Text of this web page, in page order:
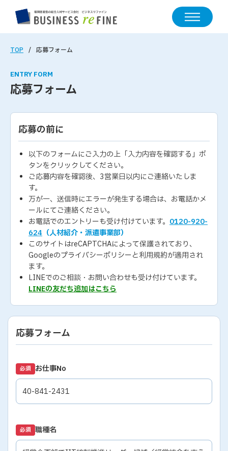
TOP 応募フォーム
ENTRY FORM
応募フォーム
応募の前に
以下のフォームにご入力の上「入力内容を確認する」ボ
タンをクリックしてください。
ご応募内容を確認後、3営業日以内にご連絡いたしま
す。
万が一、送信時にエラーが発生する場合は、お電話かメ
ールにてご連絡ください。
お電話でのエントリーも受け付けています。 0120-920-
624 （人材紹介・派遣事業部）
このサイトはreCAPTCHAによって保護されており、
Googleのプライバシーポリシーと利用規約が適用され
ます。
LINEでのご相談・お問い合わせも受け付けています。
LINEの友だち追加はこちら
応募フォーム
必須 お仕事No
必須 職種名